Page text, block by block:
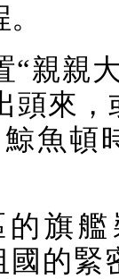
“親親
頭來，
魚頓
旗艦
國的緊